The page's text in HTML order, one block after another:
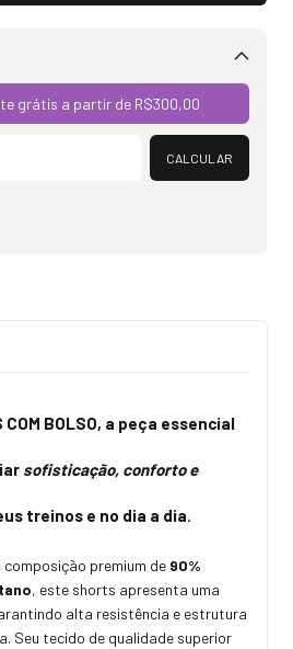
grátis a partir de R$300,00
CALCULAR
COM BOLSO, a peça essencial
sofisticação, conforto e
treinos e no dia a dia.
composição premium de 90%
, este shorts apresenta uma
alta resistência e estrutura
Seu tecido de qualidade superior